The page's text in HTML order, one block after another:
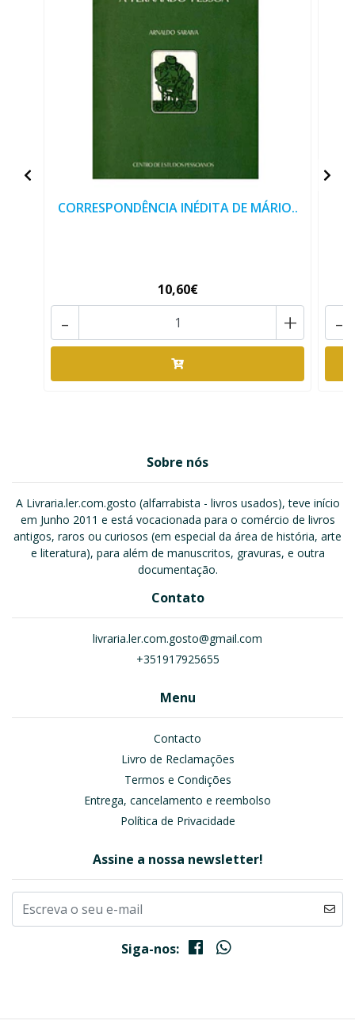
CORRESPONDÊNCIA INÉDITA DE MÁRIO..
10,60€
+
- -
Sobre nós
A Livraria.ler.com.gosto (alfarrabista - livros usados), teve início
em Junho 2011 e está vocacionada para o comércio de livros
antigos, raros ou curiosos (em especial da área de história, arte
e literatura), para além de manuscritos, gravuras, e outra
documentação.
Contato
livraria.ler.com.gosto@gmail.com
+351917925655
Menu
Contacto
Livro de Reclamações
Termos e Condições
Entrega, cancelamento e reembolso
Política de Privacidade
Assine a nossa newsletter!
Siga-nos: